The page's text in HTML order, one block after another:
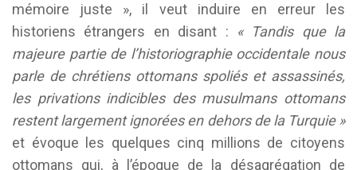
mémoire juste », il veut induire en erreur les
historiens étrangers en disant :
« Tandis que la
majeure partie de l’historiographie occidentale nous
parle de chrétiens ottomans spoliés et assassinés,
les privations indicibles des musulmans ottomans
restent largement ignorées en dehors de la Turquie »
et évoque les quelques cinq millions de citoyens
ottomans qui, à l’époque de la désagrégation de